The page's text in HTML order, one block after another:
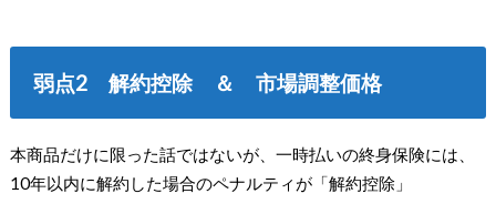
弱点2 解約控除 ＆ 市場調整価格
本商品だけに限った話ではないが、一時払いの終身保険には、
10年以内に解約した場合のペナルティが「解約控除」